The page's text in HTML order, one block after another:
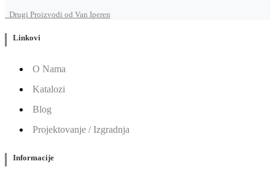
Drugi Proizvodi od Van Iperen
Linkovi
O Nama
Katalozi
Blog
Projektovanje / Izgradnja
Informacije